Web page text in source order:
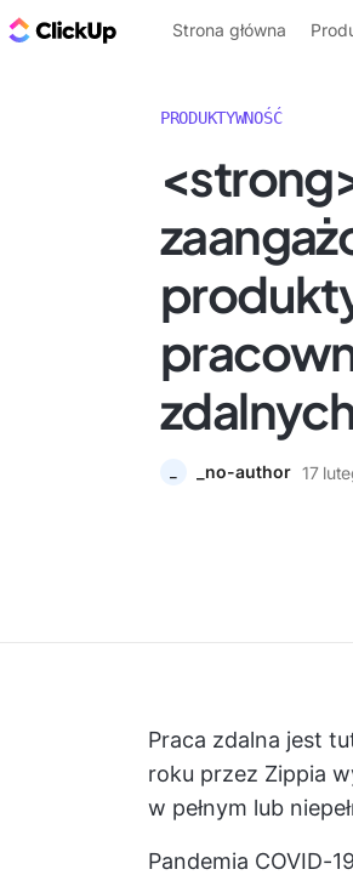
ClickUp Blog
Strona główna
PRODUKTYWNOŚĆ
_no-author 17
Praca zdalna jest
roku przez Zippia
w pełnym lub
Pandemia COVID-